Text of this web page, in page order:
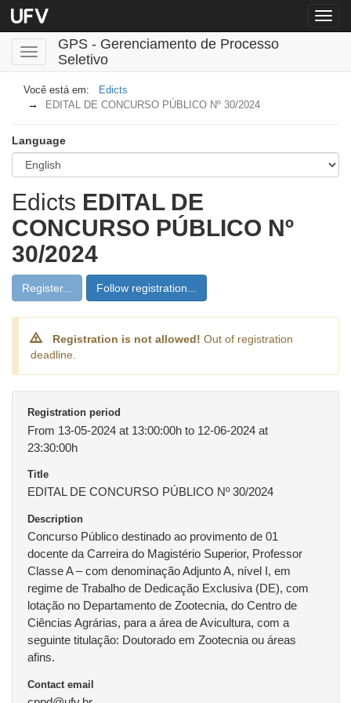
Menu
Toggle
navigation
GPS - Gerenciamento de Processo
Seletivo
Edicts
EDITAL DE CONCURSO PÚBLICO Nº 30/2024
Language
Edicts EDITAL DE
CONCURSO PÚBLICO Nº
30/2024
Register... Follow registration...
Registration is not allowed! Out of registration
deadline.
Registration period
From 13-05-2024 at 13:00:00h to 12-06-2024 at
23:30:00h
Title
EDITAL DE CONCURSO PÚBLICO Nº 30/2024
Description
Concurso Público destinado ao provimento de 01
docente da Carreira do Magistério Superior, Professor
Classe A – com denominação Adjunto A, nível I, em
regime de Trabalho de Dedicação Exclusiva (DE), com
lotação no Departamento de Zootecnia, do Centro de
Ciências Agrárias, para a área de Avicultura, com a
seguinte titulação: Doutorado em Zootecnia ou áreas
afins.
Contact email